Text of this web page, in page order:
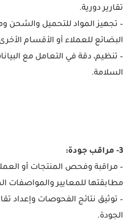
تقارير دورية.
– تجهيز المواد للتحميل والشحن
البضائع للعملاء أو الأقسام
– تنظيم، دقة في التعامل مع
السلامة.
3- مراقب جودة:
– مراقبة وفحص المنتجات أو
مطابقتها للمعايير والمواصفات
– توثيق نتائج الفحوصات وإعداد
الجودة.